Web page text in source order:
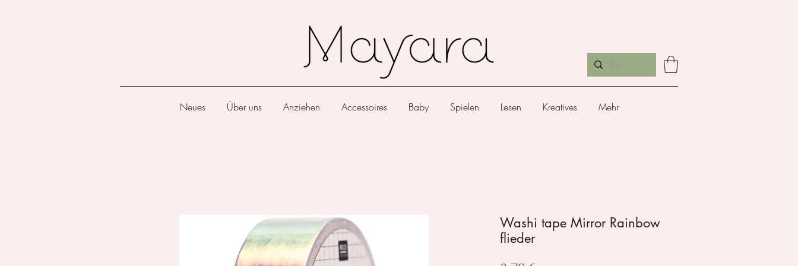
Neues Über uns Anziehen Accessoires Baby Spielen Lesen Kreatives Mehr
Washi tape Mirror Rainbow
flieder